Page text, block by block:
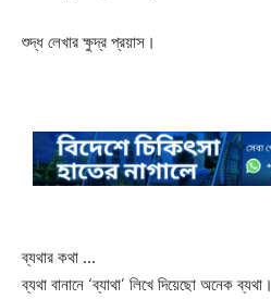
শুদ্ধ লেখার ক্ষুদ্র প্রয়াস।
ব্যথার কথা …
ব্যথা বানানে ‘ব্যাথা’ লিখে দিয়েছো অনেক ব্যথা।